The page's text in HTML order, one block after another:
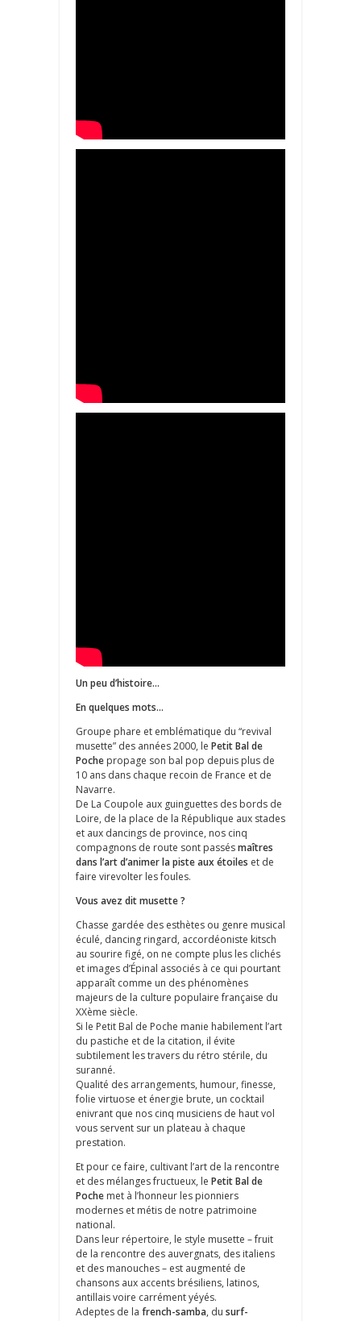
Un peu d’histoire…
En quelques mots…
Groupe phare et emblématique du “revival
musette” des années 2000, le Petit Bal de
Poche propage son bal pop depuis plus de
10 ans dans chaque recoin de France et de
Navarre.
De La Coupole aux guinguettes des bords de
Loire, de la place de la République aux stades
et aux dancings de province, nos cinq
compagnons de route sont passésmaîtres
dans l’art d’animer la piste aux étoiles et de
faire virevolter les foules.
Vous avez dit musette ?
Chasse gardée des esthètes ou genre musical
éculé, dancing ringard, accordéoniste kitsch
au sourire figé, on ne compte plus les clichés
et images d’Épinal associés à ce qui pourtant
apparaît comme un des phénomènes
majeurs de la culture populaire française du
XXème siècle.
Si le Petit Bal de Poche manie habilement l’art
du pastiche et de la citation, il évite
subtilement les travers du rétro stérile, du
suranné.
Qualité des arrangements, humour, finesse,
folie virtuose et énergie brute, un cocktail
enivrant que nos cinq musiciens de haut vol
vous servent sur un plateau à chaque
prestation.
Et pour ce faire, cultivant l’art de la rencontre
et des mélanges fructueux, le Petit Bal de
Poche met à l’honneur les pionniers
modernes et métis de notre patrimoine
national.
Dans leur répertoire, le style musette – fruit
de la rencontre des auvergnats, des italiens
et des manouches – est augmenté de
chansons aux accents brésiliens, latinos,
antillais voire carrément yéyés.
Adeptes de la french-samba, du surf-